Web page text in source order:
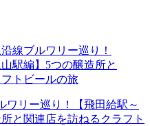
ワリー巡り！【飛田給駅～
と関連店を訪ねるクラフト